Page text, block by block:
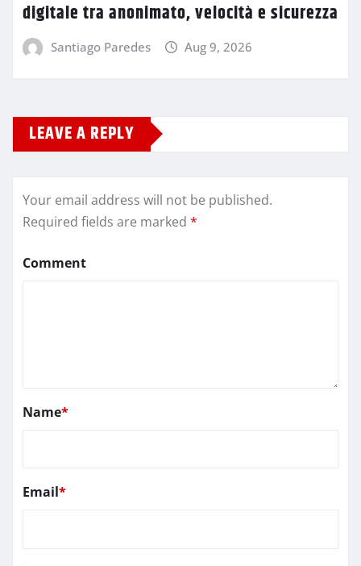
digitale tra anonimato, velocità e sicurezza
Santiago Paredes Aug 9, 2026
LEAVE A REPLY
Your email address will not be published.
Required fields are marked *
Comment
Name*
Email*